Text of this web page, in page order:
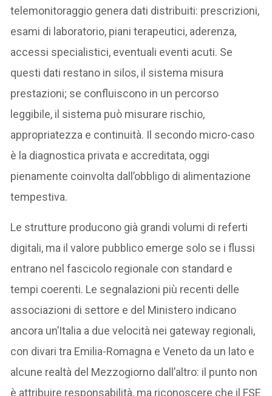
telemonitoraggio genera dati distribuiti: prescrizioni,
esami di laboratorio, piani terapeutici, aderenza,
accessi specialistici, eventuali eventi acuti. Se
questi dati restano in silos, il sistema misura
prestazioni; se confluiscono in un percorso
leggibile, il sistema può misurare rischio,
appropriatezza e continuità. Il secondo micro-caso
è la diagnostica privata e accreditata, oggi
pienamente coinvolta dall’obbligo di alimentazione
tempestiva.
Le strutture producono già grandi volumi di referti
digitali, ma il valore pubblico emerge solo se i flussi
entrano nel fascicolo regionale con standard e
tempi coerenti. Le segnalazioni più recenti delle
associazioni di settore e del Ministero indicano
ancora un’Italia a due velocità nei gateway regionali,
con divari tra Emilia-Romagna e Veneto da un lato e
alcune realtà del Mezzogiorno dall’altro: il punto non
è attribuire responsabilità, ma riconoscere che il FSE